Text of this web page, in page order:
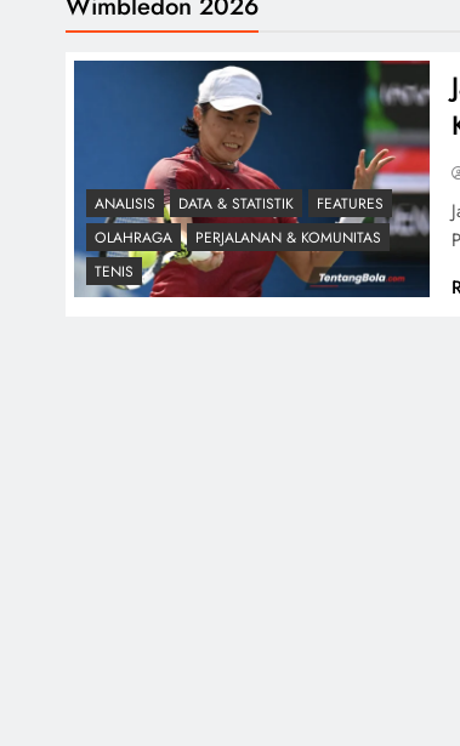
ANALISIS DATA & STATISTIK
FEATURES
OLAHRAGA
PERJALANAN & KOMUNITAS
TENIS